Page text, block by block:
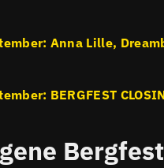
Anna Lille,
BERGFEST